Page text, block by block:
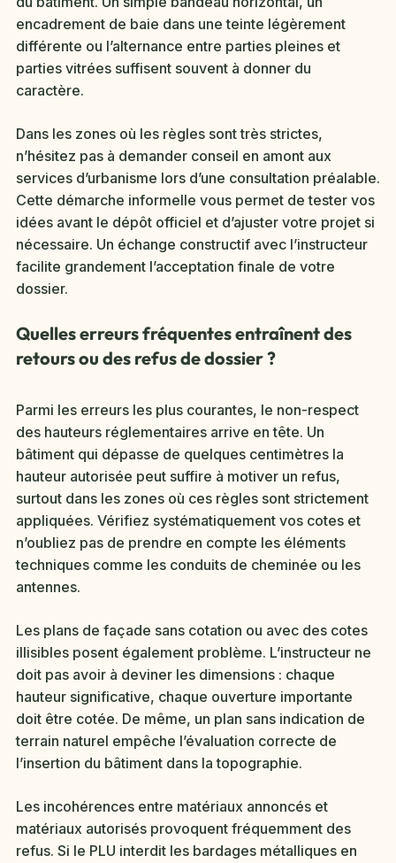
encadrement de baie dans une teinte légèrement
différente ou l’alternance entre parties pleines et
parties vitrées suffisent souvent à donner du
caractère.
Dans les zones où les règles sont très strictes,
n’hésitez pas à demander conseil en amont aux
services d’urbanisme lors d’une consultation préalable.
Cette démarche informelle vous permet de tester vos
idées avant le dépôt officiel et d’ajuster votre projet si
nécessaire. Un échange constructif avec l’instructeur
facilite grandement l’acceptation finale de votre
dossier.
Quelles erreurs fréquentes entraînent des
retours ou des refus de dossier ?
Parmi les erreurs les plus courantes, le non-respect
des hauteurs réglementaires arrive en tête. Un
bâtiment qui dépasse de quelques centimètres la
hauteur autorisée peut suffire à motiver un refus,
surtout dans les zones où ces règles sont strictement
appliquées. Vérifiez systématiquement vos cotes et
n’oubliez pas de prendre en compte les éléments
techniques comme les conduits de cheminée ou les
antennes.
Les plans de façade sans cotation ou avec des cotes
illisibles posent également problème. L’instructeur ne
doit pas avoir à deviner les dimensions : chaque
hauteur significative, chaque ouverture importante
doit être cotée. De même, un plan sans indication de
terrain naturel empêche l’évaluation correcte de
l’insertion du bâtiment dans la topographie.
Les incohérences entre matériaux annoncés et
matériaux autorisés provoquent fréquemment des
refus. Si le PLU interdit les bardages métalliques en